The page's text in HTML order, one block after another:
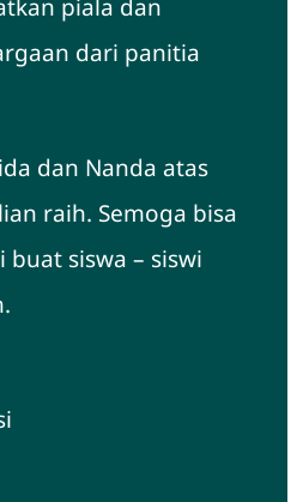
piala dan
dari panitia
dan Nanda atas
raih. Semoga bisa
siswa – siswi